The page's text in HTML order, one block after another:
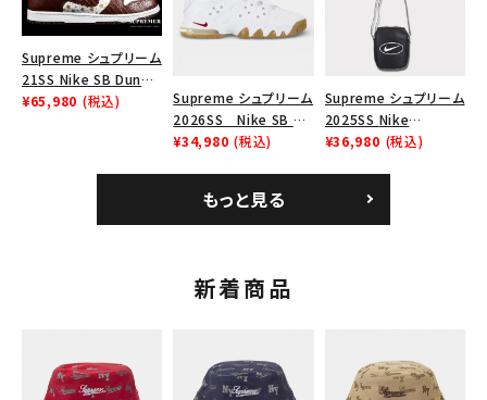
ショルダー・ウエストバッグ
ボックスロゴ ブラックスウェット
カテゴリーから探す
コラボレーションブランドから探す
シーズンから探す
円 ～
Supreme シュプリーム
21SS Nike SB Dunk
Low ナイキSBダンクロ
¥65,980 (税込)
Supreme シュプリーム
2026SS Nike SB Air
Max 2 CB 94 Low SP
ワイト
¥34,980 (税込)
Supreme シュプリーム
2025SS Nike
Leather Shoulder
¥36,980 (税込)
もっと見る
新着商品